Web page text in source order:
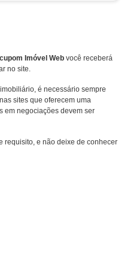
cupom Imóvel Web você receberá
no site.
é necessário sempre
sites que oferecem uma
em negociações devem ser
requisito, e não deixe de conhecer